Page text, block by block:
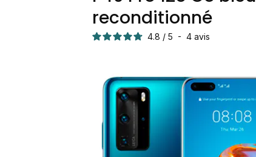
reconditionné
4.8 / 5 - 4 avis